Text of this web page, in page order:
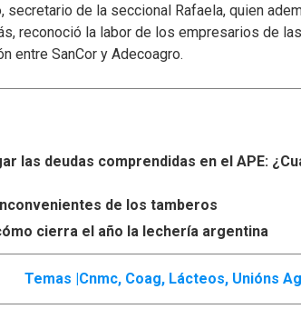
de la seccional Rafaela, quien
reconoció la labor de los empresarios de
entre SanCor y Adecoagro.
las deudas comprendidas en el APE:
de los tamberos
cierra el año la lechería argentina
Temas | Cnmc, Coag, Lácteos, Unións